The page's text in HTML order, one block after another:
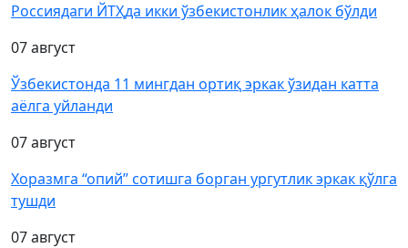
Россиядаги ЙТҲда икки ўзбекистонлик ҳалок бўлди
07 август
Ўзбекистонда 11 мингдан ортиқ эркак ўзидан катта
аёлга уйланди
07 август
Хоразмга “опий” сотишга борган ургутлик эркак қўлга
тушди
07 август